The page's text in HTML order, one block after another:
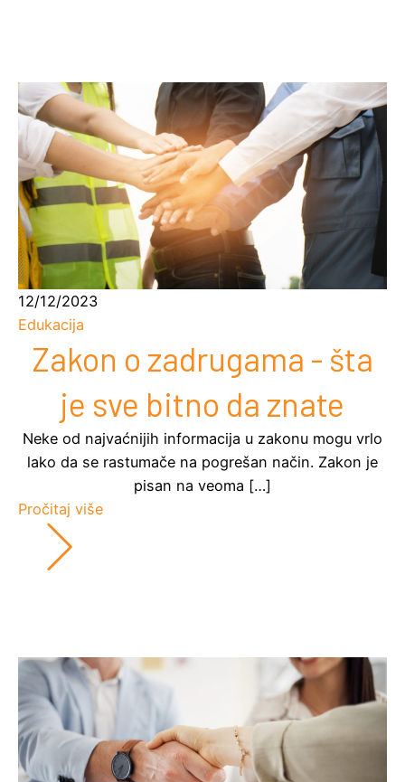
12/12/2023
Edukacija
Zakon o zadrugama - šta
je sve bitno da znate
Neke od najvaćnijih informacija u zakonu mogu vrlo
lako da se rastumače na pogrešan način. Zakon je
pisan na veoma […]
Pročitaj više